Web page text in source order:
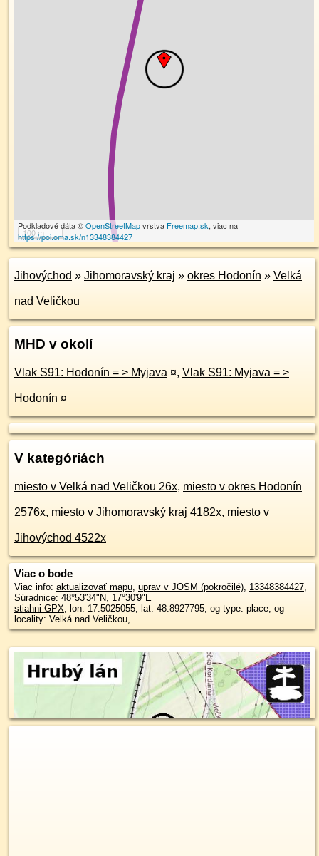
100 m
Podkladové dáta ©OpenStreetMapvrstva Freemap.sk, viac na
https://poi.oma.sk/n13348384427
Jihovýchod » Jihomoravský kraj » okres Hodonín » Velká
nad Veličkou
MHD v okolí
Vlak S91: Hodonín = > Myjava ¤, Vlak S91: Myjava = >
Hodonín ¤
V kategóriách
miesto v Velká nad Veličkou 26x, miesto v okres Hodonín
2576x, miesto v Jihomoravský kraj 4182x, miesto v
Jihovýchod 4522x
Viac o bode
Viac info: aktualizovať mapu, uprav v JOSM (pokročilé), 13348384427,
Súradnice: 48°53'34"N, 17°30'9"E
stiahni GPX, lon: 17.5025055, lat: 48.8927795, og type: place, og
locality: Velká nad Veličkou,